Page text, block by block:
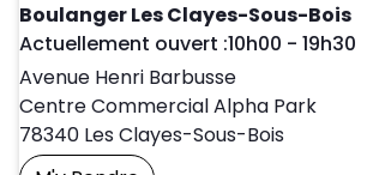
Boulanger Les Clayes-Sous-Bois
Actuellement ouvert :Day of the Week
10h00 - 19h30
Avenue Henri Barbusse
Centre Commercial Alpha Park
78340 Les Clayes-Sous-Bois